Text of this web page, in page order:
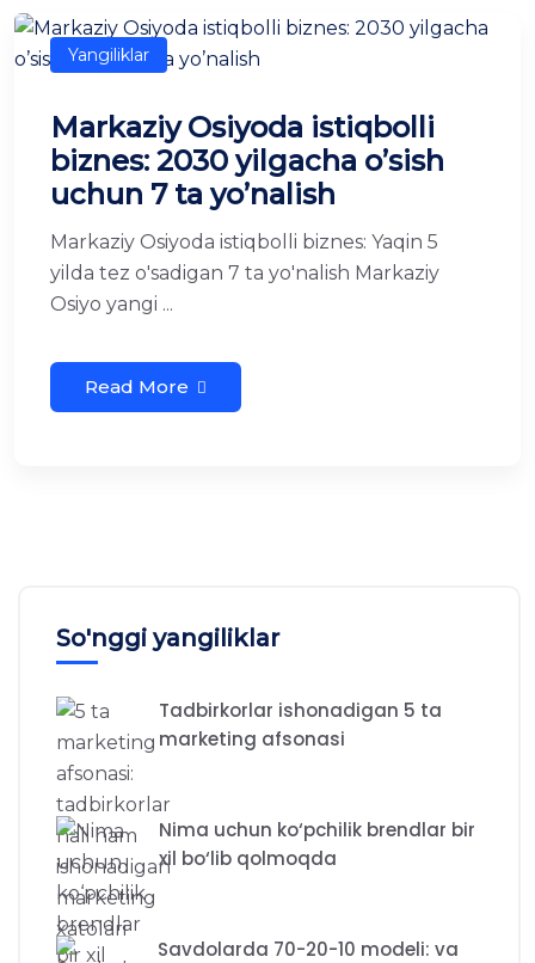
Yangiliklar
Markaziy Osiyoda istiqbolli
biznes: 2030 yilgacha o’sish
uchun 7 ta yo’nalish
Markaziy Osiyoda istiqbolli biznes: Yaqin 5
yilda tez o'sadigan 7 ta yo'nalish Markaziy
Osiyo yangi ...
Read More
So'nggi yangiliklar
Tadbirkorlar ishonadigan 5 ta
marketing afsonasi
Nima uchun ko‘pchilik brendlar bir
xil bo‘lib qolmoqda
Savdolarda 70-20-10 modeli: va